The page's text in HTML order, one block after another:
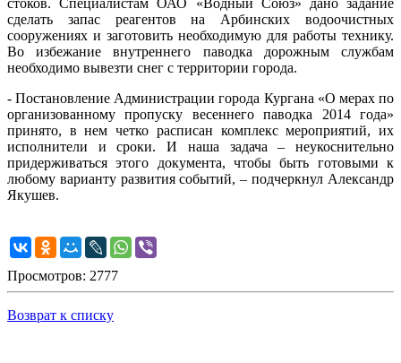
стоков. Специалистам ОАО «Водный Союз» дано задание
сделать запас реагентов на Арбинских водоочистных
сооружениях и заготовить необходимую для работы технику.
Во избежание внутреннего паводка дорожным службам
необходимо вывезти снег с территории города.
- Постановление Администрации города Кургана «О мерах по
организованному пропуску весеннего паводка 2014 года»
принято, в нем четко расписан комплекс мероприятий, их
исполнители и сроки. И наша задача – неукоснительно
придерживаться этого документа, чтобы быть готовыми к
любому варианту развития событий, – подчеркнул Александр
Якушев.
Просмотров: 2777
Возврат к списку